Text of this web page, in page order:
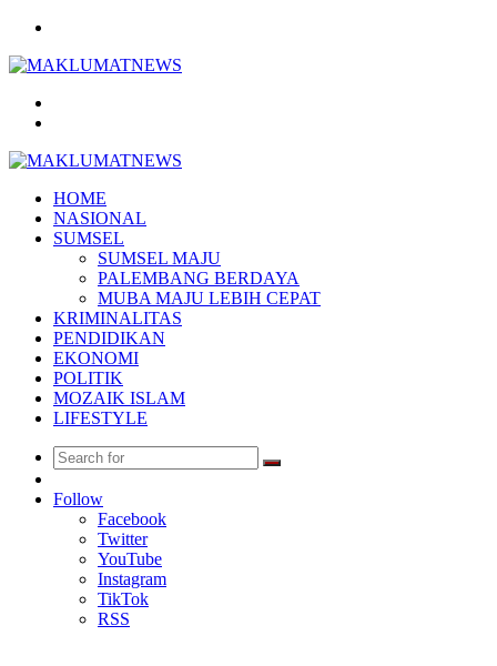
HOME
NASIONAL
SUMSEL
SUMSEL MAJU
PALEMBANG BERDAYA
MUBA MAJU LEBIH CEPAT
KRIMINALITAS
PENDIDIKAN
EKONOMI
POLITIK
MOZAIK ISLAM
LIFESTYLE
Search
Article
Follow
Facebook
Twitter
YouTube
Instagram
TikTok
RSS